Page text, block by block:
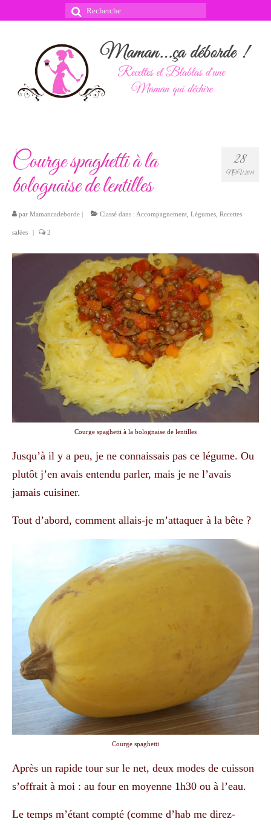
Rechercher
28
NOV 2014
Courge spaghetti à la
bolognaise de lentilles
par Mamancadeborde | Classé dans : Accompagnement Légumes Recettes
salées | 2
Courge spaghetti à la bolognaise de lentilles
Jusqu’à il y a peu, je ne connaissais pas ce légume. Ou
plutôt j’en avais entendu parler, mais je ne l’avais
jamais cuisiner.
Tout d’abord, comment allais-je m’attaquer à la bête ?
Courge spaghetti
Après un rapide tour sur le net, deux modes de cuisson
s’offrait à moi : au four en moyenne 1h30 ou à l’eau.
Le temps m’étant compté (comme d’hab me direz-